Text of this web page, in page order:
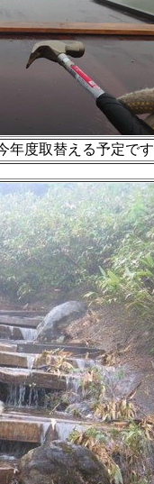
年度取替える予定です